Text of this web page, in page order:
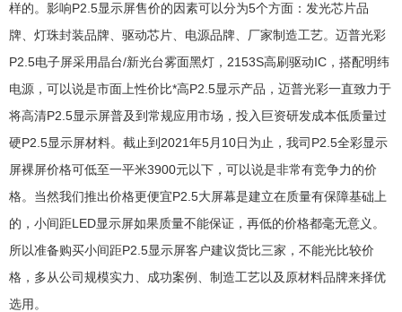
样的。影响P2.5显示屏售价的因素可以分为5个方面：发光芯片品
牌、灯珠封装品牌、驱动芯片、电源品牌、厂家制造工艺。迈普光彩
P2.5电子屏采用晶台/新光台雾面黑灯，2153S高刷驱动IC，搭配明纬
电源，可以说是市面上性价比*高P2.5显示产品，迈普光彩一直致力于
将高清P2.5显示屏普及到常规应用市场，投入巨资研发成本低质量过
硬P2.5显示屏材料。截止到2021年5月10日为止，我司P2.5全彩显示
屏裸屏价格可低至一平米3900元以下，可以说是非常有竞争力的价
格。当然我们推出价格更便宜P2.5大屏幕是建立在质量有保障基础上
的，小间距LED显示屏如果质量不能保证，再低的价格都毫无意义。
所以准备购买小间距P2.5显示屏客户建议货比三家，不能光比较价
格，多从公司规模实力、成功案例、制造工艺以及原材料品牌来择优
选用。